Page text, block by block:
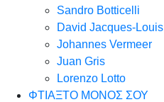
Sandro Botticelli
David Jacques-Louis
Johannes Vermeer
Juan Gris
Lorenzo Lotto
ΦΤΙΑΞΤΟ ΜΟΝΟΣ ΣΟΥ